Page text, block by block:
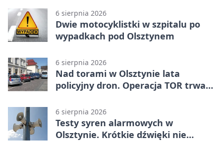
6 sierpnia 2026
Dwie motocyklistki w szpitalu po
wypadkach pod Olsztynem
6 sierpnia 2026
Nad torami w Olsztynie lata
policyjny dron. Operacja TOR trwa
6 sierpnia 2026
Testy syren alarmowych w
Olsztynie. Krótkie dźwięki nie